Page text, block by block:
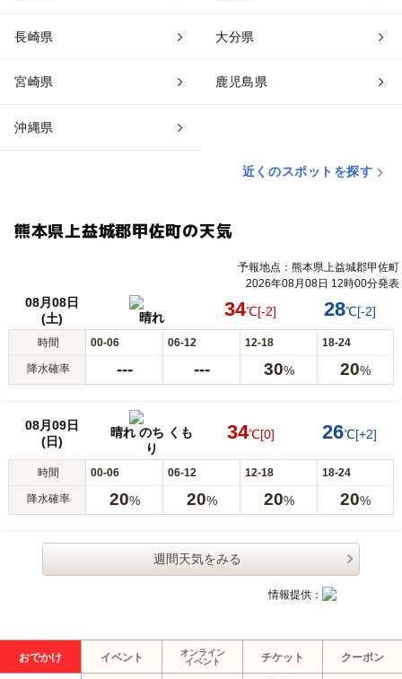
長崎県 大分県
宮崎県 鹿児島県
沖縄県
近くのスポットを探す
熊本県上益城郡甲佐町の天気
予報地点：熊本県上益城郡甲佐町
2026年08月08日 12時00分発表
08月08日
(土)
晴れ 34℃[-2] 28℃[-2]
時間 00-06 06-12 12-18 18-24
降水確率 --- --- 30% 20%
08月09日
(日)
晴れ のち くも
り
34℃[0] 26℃[+2]
時間 00-06 06-12 12-18 18-24
降水確率 20% 20% 20% 20%
週間天気をみる
情報提供：
おでかけ イベント
オンライン
イベント
チケット クーポン